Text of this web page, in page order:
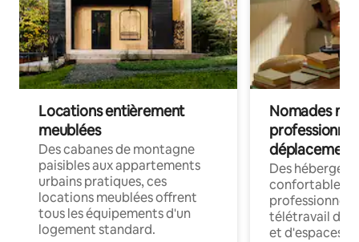
Locations entièrement
meublées
Des cabanes de montagne
paisibles aux appartements
urbains pratiques, ces
locations meublées offrent
tous les équipements d'un
logement standard.
Nomades
déplacement
Des
confortables
professionnels
télétravail
et d'espaces